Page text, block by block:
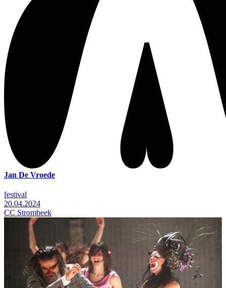
Jan De Vroede
festival
20.04.2024
CC Strombeek